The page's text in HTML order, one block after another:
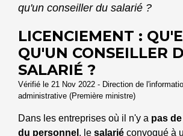
qu'un conseiller du salarié ?
LICENCIEMENT :
QU'UN CONSEILLER
SALARIÉ ?
Vérifié le 21 Nov 2022 - Direction de
administrative (Première ministre)
Dans les entreprises où il n'y a pas
du personnel , le salarié convoqué à